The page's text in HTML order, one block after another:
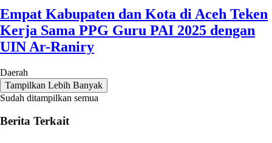
Empat Kabupaten dan Kota di Aceh Teken
Kerja Sama PPG Guru PAI 2025 dengan
UIN Ar-Raniry
Daerah
Tampilkan Lebih Banyak
Sudah ditampilkan semua
Berita Terkait